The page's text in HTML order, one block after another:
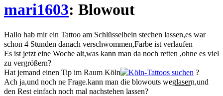
mari1603: Blowout
Hallo hab mir ein Tattoo am Schlüsselbein stechen lassen,es war
schon 4 Stunden danach verschwommen,Farbe ist verlaufen
Es ist jetzt eine Woche alt,was kann man da noch retten ,ohne es viel
zu vergrößern?
Hat jemand einen Tip im Raum Köln
?
Ach ja,und noch ne Frage.kann man die blowouts weglasern,und
den Rest einfach noch mal nachstehen lassen?